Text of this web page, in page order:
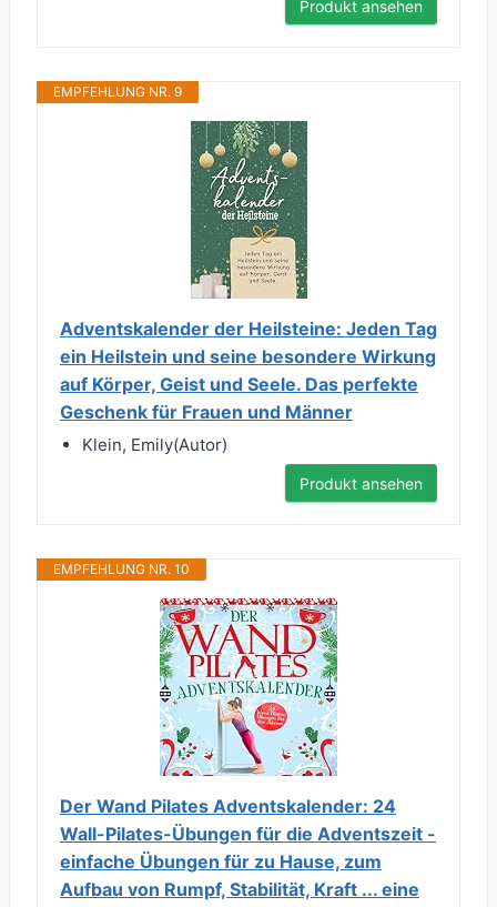
Produkt ansehen
EMPFEHLUNG NR. 9
Adventskalender der Heilsteine: Jeden Tag
ein Heilstein und seine besondere Wirkung
auf Körper, Geist und Seele. Das perfekte
Geschenk für Frauen und Männer
Klein, Emily(Autor)
Produkt ansehen
EMPFEHLUNG NR. 10
Der Wand Pilates Adventskalender: 24
Wall-Pilates-Übungen für die Adventszeit -
einfache Übungen für zu Hause, zum
Aufbau von Rumpf, Stabilität, Kraft ... eine